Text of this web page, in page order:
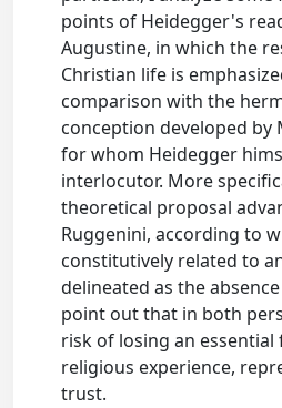
points of Heidegger's
Augustine, in which the
Christian life is
comparison with the
conception developed by
for whom Heidegger
interlocutor. More
theoretical proposal
Ruggenini, according to
constitutively related to
delineated as the
point out that in both
risk of losing an
religious experience,
trust.